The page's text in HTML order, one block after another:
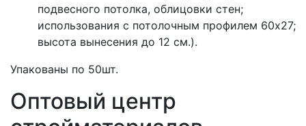
подвесного потолка, облицовки стен;
использования с потолочным профилем 60х27;
высота вынесения до 12 см.).
Упакованы по 50шт.
Оптовый центр